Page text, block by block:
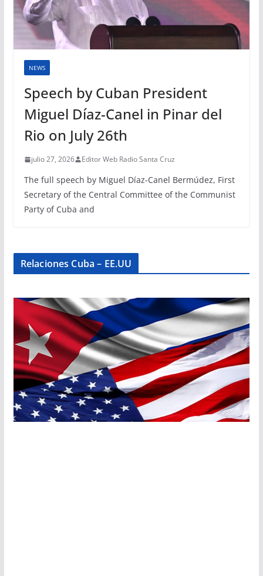
NEWS
Speech by Cuban President
Miguel Díaz-Canel in Pinar del
Rio on July 26th
julio 27, 2026 Editor Web Radio Santa Cruz
The full speech by Miguel Díaz-Canel Bermúdez, First
Secretary of the Central Committee of the Communist
Party of Cuba and
Relaciones Cuba – EE.UU